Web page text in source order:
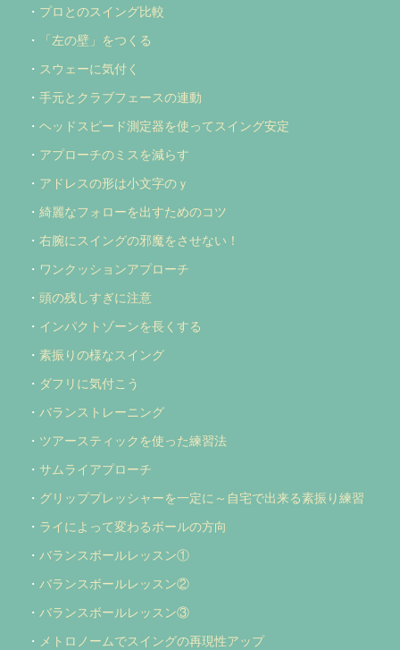
・ プロとのスイング比較
・
「左の壁」をつくる
・ スウェーに気付く
・ 手元とクラブフェースの連動
・ ヘッドスピード測定器を使ってスイング安定
・ アプローチのミスを減らす
・ アドレスの形は小文字のｙ
・ 綺麗なフォローを出すためのコツ
・ 右腕にスイングの邪魔をさせない！
・ ワンクッションアプローチ
・ 頭の残しすぎに注意
・ インパクトゾーンを長くする
・ 素振りの様なスイング
・ ダフリに気付こう
・ バランストレーニング
・ ツアースティックを使った練習法
・ サムライアプローチ
・ グリッププレッシャーを一定に～自宅で出来る素振り練習
・ ライによって変わるボールの方向
・ バランスボールレッスン①
・ バランスボールレッスン②
・ バランスボールレッスン③
・ メトロノームでスイングの再現性アップ